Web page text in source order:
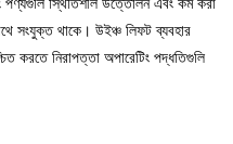
সংযুক্ত থাকে। উইঞ্চ লিফট ব্যবহার
করতে নিরাপত্তা অপারেটিং পদ্ধতিগুলি